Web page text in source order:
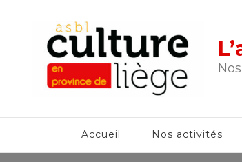
Accueil Nos activités